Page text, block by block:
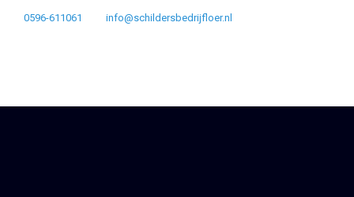
0596-611061 info@schildersbedrijfloer.nl